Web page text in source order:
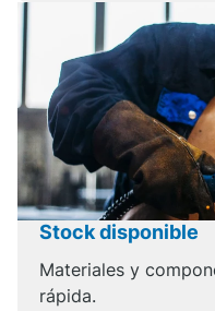
Stock disponible
Materiales y
rápida.